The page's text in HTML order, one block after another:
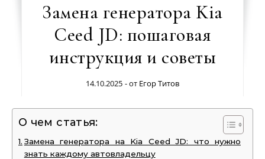
Замена генератора Kia
Ceed JD: пошаговая
инструкция и советы
14.10.2025 - от Егор Титов
О чем статья:
Замена генератора на Kia Ceed JD: что нужно
знать каждому автовладельцу